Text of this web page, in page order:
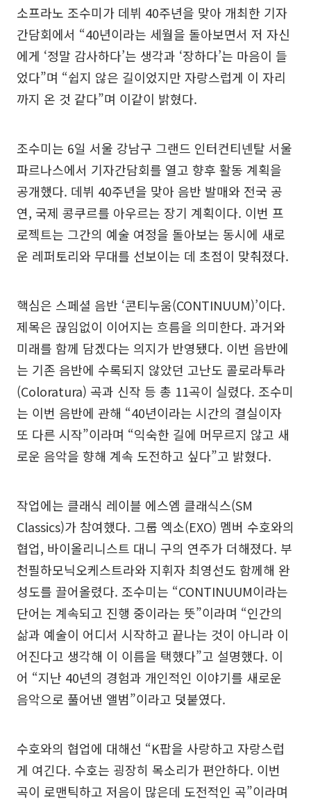
소프라노 조수미가 데뷔 40주년을 맞아 개최한 기자
간담회에서 “40년이라는 세월을 돌아보면서 저 자신
에게 ‘정말 감사하다’는 생각과 ‘장하다’는 마음이 들
었다”며 “쉽지 않은 길이었지만 자랑스럽게 이 자리
까지 온 것 같다”며 이같이 밝혔다.
조수미는 6일 서울 강남구 그랜드 인터컨티넨탈 서울
파르나스에서 기자간담회를 열고 향후 활동 계획을
공개했다. 데뷔 40주년을 맞아 음반 발매와 전국 공
연, 국제 콩쿠르를 아우르는 장기 계획이다. 이번 프
로젝트는 그간의 예술 여정을 돌아보는 동시에 새로
운 레퍼토리와 무대를 선보이는 데 초점이 맞춰졌다.
핵심은 스페셜 음반 ‘콘티누움(CONTINUUM)’이다.
제목은 끊임없이 이어지는 흐름을 의미한다. 과거와
미래를 함께 담겠다는 의지가 반영됐다. 이번 음반에
는 기존 음반에 수록되지 않았던 고난도 콜로라투라
(Coloratura) 곡과 신작 등 총 11곡이 실렸다. 조수미
는 이번 음반에 관해 “40년이라는 시간의 결실이자
또 다른 시작”이라며 “익숙한 길에 머무르지 않고 새
로운 음악을 향해 계속 도전하고 싶다”고 밝혔다.
작업에는 클래식 레이블 에스엠 클래식스(SM
Classics)가 참여했다. 그룹 엑소(EXO) 멤버 수호와의
협업, 바이올리니스트 대니 구의 연주가 더해졌다. 부
천필하모닉오케스트라와 지휘자 최영선도 함께해 완
성도를 끌어올렸다. 조수미는 “CONTINUUM이라는
단어는 계속되고 진행 중이라는 뜻”이라며 “인간의
삶과 예술이 어디서 시작하고 끝나는 것이 아니라 이
어진다고 생각해 이 이름을 택했다”고 설명했다. 이
어 “지난 40년의 경험과 개인적인 이야기를 새로운
음악으로 풀어낸 앨범”이라고 덧붙였다.
수호와의 협업에 대해선 “K팝을 사랑하고 자랑스럽
게 여긴다. 수호는 굉장히 목소리가 편안하다. 이번
곡이 로맨틱하고 저음이 많은데 도전적인 곡”이라며